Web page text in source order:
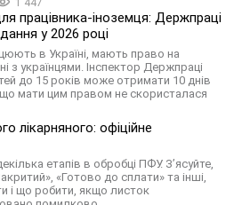
1 447
працівника-іноземця: Держпраці
у 2026 році
в Україні, мають право на
з українцями. Інспектор Держпраці
до 15 років може отримати 10 днів
мати цим правом не скористалася
лікарняного: офіційне
етапів в обробці ПФУ. З’ясуйте,
«Готово до сплати» та інші,
і що робити, якщо листок